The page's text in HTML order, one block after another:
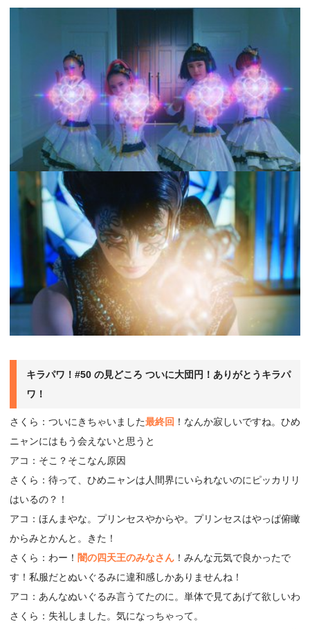
キラパワ！#50 の見どころ ついに大団円！ありがとうキラパ
ワ！
さくら：ついにきちゃいました最終回 ！なんか寂しいですね。ひめ
ニャンにはもう会えないと思うと
アコ：そこ？そこなん原因
さくら：待って、ひめニャンは人間界にいられないのにピッカリリ
はいるの？！
アコ：ほんまやな。プリンセスやからや。プリンセスはやっぱ俯瞰
からみとかんと。きた！
さくら：わー！ 闇の四天王のみなさん ！みんな元気で良かったで
す！私服だとぬいぐるみに違和感しかありませんね！
アコ：あんなぬいぐるみ言うてたのに。単体で見てあげて欲しいわ
さくら：失礼しました。気になっちゃって。